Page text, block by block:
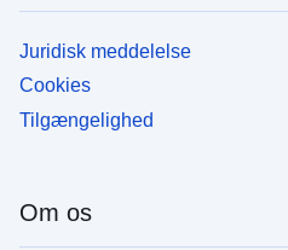
Juridisk meddelelse
Cookies
Tilgængelighed
Om os